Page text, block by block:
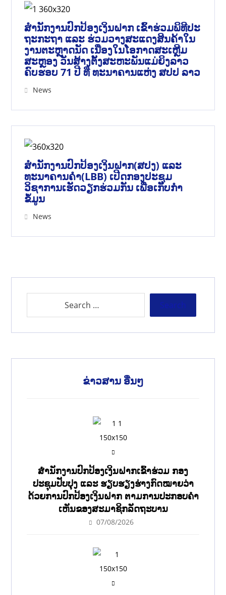
ສຳນັກງານປົກປ້ອງເງິນຝາກ ເຂົ້າຮ່ວມພິທີປະ
ຖະກະຖາ ແລະ ຮ່ວມວາງສະແດງສິນຄ້າໃນ
ງານຕະຫຼາດນັດ ເນື່ອງໃນໂອກາດສະເຫຼີມ
ສະຫຼອງ ວັນສ້າງຕັ້ງສະຫະພັນແມ່ຍິງລາວ
ຄົບຮອບ 71 ປີ ທີ່ ທະນາຄານແຫ່ງ ສປປ ລາວ
News
ສຳນັກງານປົກປ້ອງເງິນຝາກ(ສປງ) ແລະ
ທະນາຄານຄຳ(LBB) ເປີດກອງປະຊຸມ
ວິຊາການເຮັດວຽກຮ່ວມກັນ ເພື່ອເກັບກຳ
ຂໍ້ມູນ
News
ຂ່າວສານ ອື່ນໆ
ສໍານັກງານປົກປ້ອງເງິນຝາກເຂົ້າຮ່ວມ ກອງ
ປະຊຸມປັບປຸງ ແລະ ຮຽບຮຽງຮ່າງກົດໝາຍວ່າ
ດ້ວຍການປົກປ້ອງເງິນຝາກ ຕາມການປະກອບຄຳ
ເຫັນຂອງສະມາຊິກລັດຖະບານ
07/08/2026